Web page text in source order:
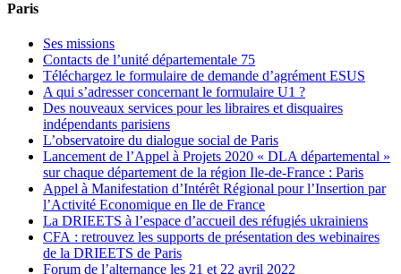
Paris
Ses missions
Contacts de l’unité départementale 75
Téléchargez le formulaire de demande d’agrément ESUS
A qui s’adresser concernant le formulaire U1 ?
Des nouveaux services pour les libraires et disquaires
indépendants parisiens
L’observatoire du dialogue social de Paris
Lancement de l’Appel à Projets 2020 « DLA départemental »
sur chaque département de la région Ile-de-France : Paris
Appel à Manifestation d’Intérêt Régional pour l’Insertion par
l’Activité Economique en Ile de France
La DRIEETS à l’espace d’accueil des réfugiés ukrainiens
CFA : retrouvez les supports de présentation des webinaires
de la DRIEETS de Paris
Forum de l’alternance les 21 et 22 avril 2022